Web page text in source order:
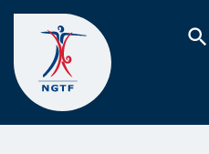
Skip
content
search